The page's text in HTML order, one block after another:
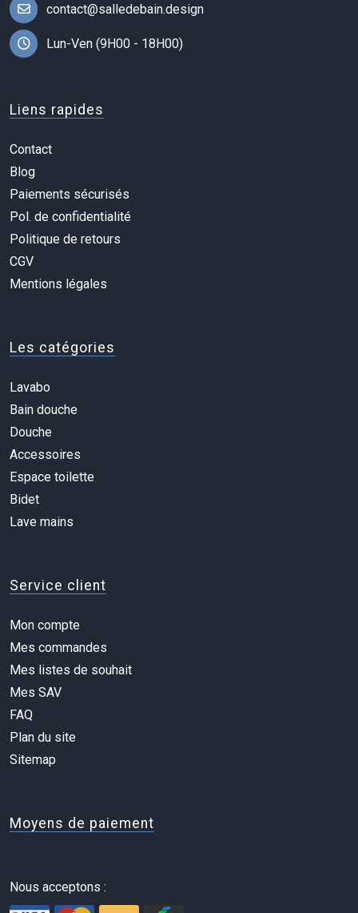
contact@salledebain.design
Lun-Ven (9H00 - 18H00)
Liens rapides
Contact
Blog
Paiements sécurisés
Pol. de confidentialité
Politique de retours
CGV
Mentions légales
Les catégories
Lavabo
Bain douche
Douche
Accessoires
Espace toilette
Bidet
Lave mains
Service client
Mon compte
Mes commandes
Mes listes de souhait
Mes SAV
FAQ
Plan du site
Sitemap
Moyens de paiement
Nous acceptons :